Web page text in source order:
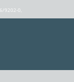
9202-0,